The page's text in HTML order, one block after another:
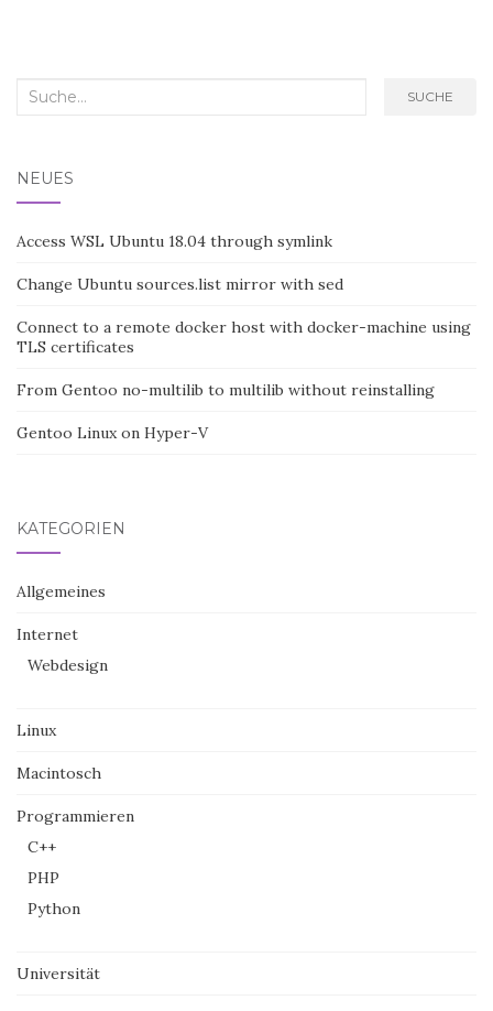
Search
SUCHE
NEUES
Access WSL Ubuntu 18.04 through symlink
Change Ubuntu sources.list mirror with sed
Connect to a remote docker host with docker-machine using
TLS certificates
From Gentoo no-multilib to multilib without reinstalling
Gentoo Linux on Hyper-V
KATEGORIEN
Allgemeines
Internet
Webdesign
Linux
Macintosch
Programmieren
C++
PHP
Python
Universität